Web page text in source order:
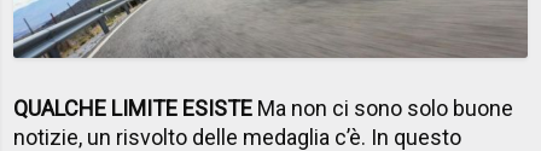
QUALCHE LIMITE ESISTE Ma non ci sono solo buone
notizie, un risvolto delle medaglia c’è. In questo